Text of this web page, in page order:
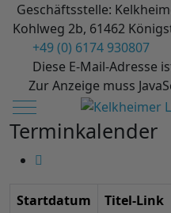
Geschäftsstelle:
Kohlweg 2b, 61462
+49 (0) 6174 930807
Diese E-Mail-Adresse
Zur Anzeige muss
Mobile Menu Toggle
Terminkalender
Startdatum Titel-Link